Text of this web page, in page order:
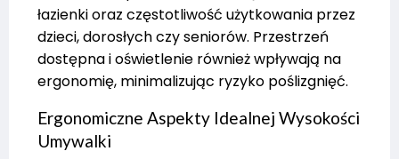
łazienki oraz częstotliwość użytkowania przez
dzieci, dorosłych czy seniorów. Przestrzeń
dostępna i oświetlenie również wpływają na
ergonomię, minimalizując ryzyko poślizgnięć.
Ergonomiczne Aspekty Idealnej Wysokości
Umywalki